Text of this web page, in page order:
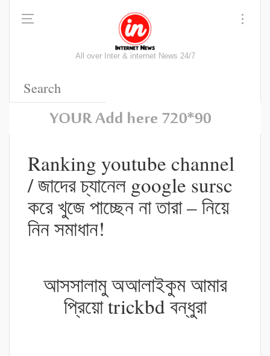
All over Inter & internet News 24/7
Ranking youtube channel
/ জাদের চ্যানেল google sursc
করে খুজে পাচ্ছেন না তারা – নিয়ে
নিন সমাধান!
আসসালামু অআলাইকুম আমার
প্রিয়ো trickbd বন্ধুরা